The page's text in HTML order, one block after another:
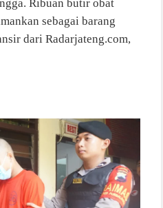
Ribuan butir obat
sebagai barang
dari Radarjateng.com,